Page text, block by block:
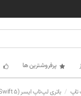
پرفروشترین ها
تاپ باتری لپ‌تاپ ایسر SF515-51 (Swift 5)